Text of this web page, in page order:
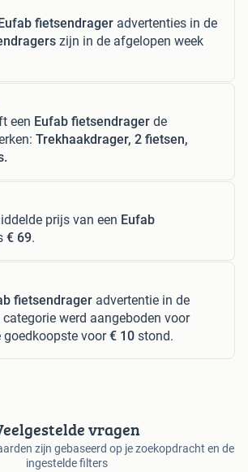
Eufab fietsendrager advertenties in de
zijn in de afgelopen week
een Eufab fietsendrager de
Trekhaakdrager, 2 fietsen,
prijs van een Eufab
€ 69.
fietsendrager advertentie in de
categorie werd aangeboden voor
goedkoopste voor€ 10 stond.
vragen
zijn gebaseerd op je zoekopdracht en de
ingestelde filters